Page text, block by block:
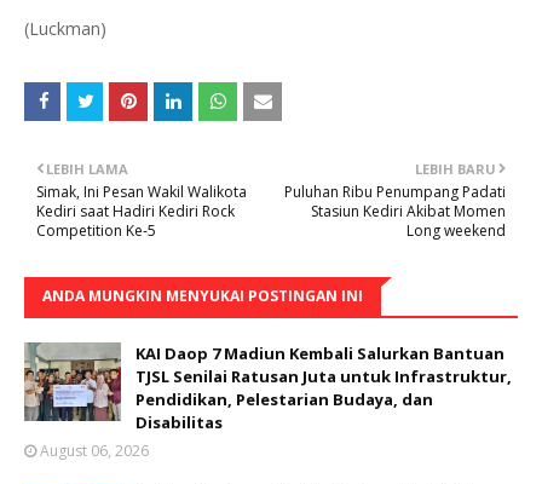
(Luckman)
LEBIH BARU
Puluhan Ribu Penumpang Padati
Stasiun Kediri Akibat Momen
Long weekend
LEBIH LAMA
Simak, Ini Pesan Wakil Walikota
Kediri saat Hadiri Kediri Rock
Competition Ke-5
ANDA MUNGKIN MENYUKAI POSTINGAN INI
KAI Daop 7 Madiun Kembali Salurkan Bantuan
TJSL Senilai Ratusan Juta untuk Infrastruktur,
Pendidikan, Pelestarian Budaya, dan
Disabilitas
August 06, 2026